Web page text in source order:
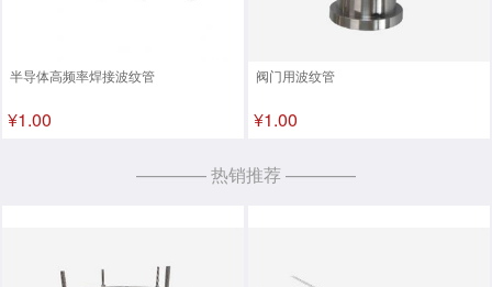
半导体高频率焊接波纹管
¥1.00
阀门用波纹管
¥1.00
———— 热销推荐 ————